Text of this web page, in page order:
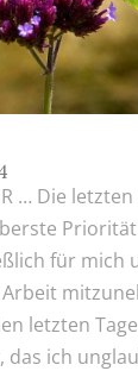
… Die
für mich
letzten
das ich